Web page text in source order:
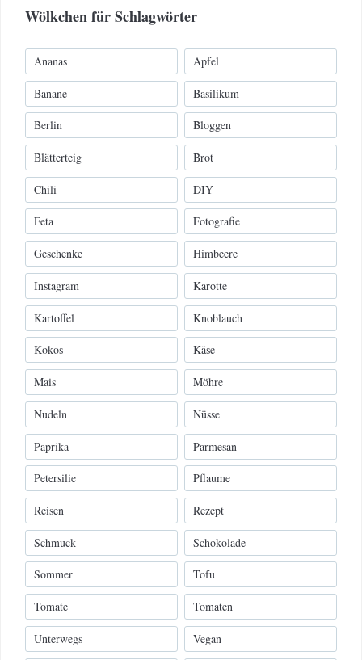
Wölkchen für Schlagwörter
Ananas Apfel
Banane Basilikum
Berlin Bloggen
Blätterteig Brot
Chili DIY
Feta Fotografie
Geschenke Himbeere
Instagram Karotte
Kartoffel Knoblauch
Kokos Käse
Mais Möhre
Nudeln Nüsse
Paprika Parmesan
Petersilie Pflaume
Reisen Rezept
Schmuck Schokolade
Sommer Tofu
Tomate Tomaten
Unterwegs Vegan